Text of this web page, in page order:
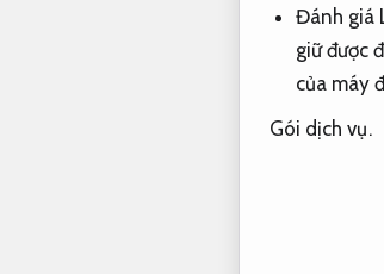
Đánh giá
giữ được
của máy
Gói dịch vụ.